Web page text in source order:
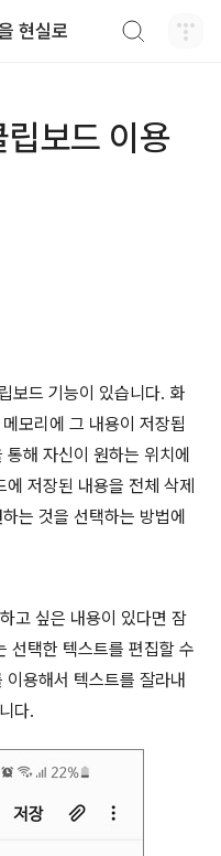
현실로
보드 이용
보드 기능이 있습니다. 화
모리에 그 내용이 저장됩
해 자신이 원하는 위치에
에 저장된 내용을 전체 삭제
는 것을 선택하는 방법에
고 싶은 내용이 있다면 잠
선택한 텍스트를 편집할 수
이용해서 텍스트를 잘라내
다.